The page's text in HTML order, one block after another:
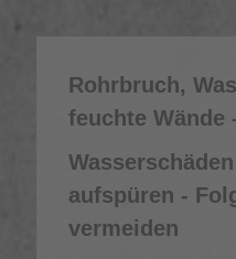
Rohrbruch,
feuchte Wände
Wasserschäden
aufspüren -
vermeiden